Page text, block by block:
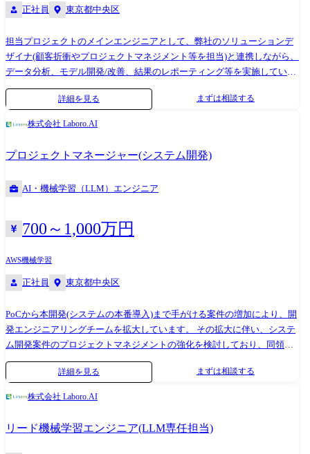
を広げられます。 【業務内容】 ●以下の業務における企画、要件定義、
関する業務 - オンプレミス(KVM・Kubernetes)のCPU・GPUサーバーに
関する業務 - オンプレミス及びクラウドリソースのセキュリティに関
する業務 - 社内ネットワーク・VPNに関する業務 ・オンプレミス及び
クラウド環境の払い出しプロセス自動化・IaC化 ・社内サーバーの増設
やセキュリティの改善に関連する施策、体制作りの企画、運営 ・ユーザ
ー及びリソース管理の仕組みの企画、運営 ・作業手順や各種ノウハウの
正社員 東京都中央区
担当プロジェクトのメインエンジニアとして、弊社のソリューションデ
ザイナ(顧客折衝やプロジェクトマネジメント等を担当)と連携しながら、
データ分析、モデル開発/改善、結果のレポーティング等を実施していた
だきます。(プロジェクトごとに、リード機械学習エンジニアが1名サポ
ートにつきます) <具体的な業務内容> ・ディープラーニング等の機械学
習技術を用いたソリューションの開発 ・顧客プロジェクト向けの機械学
の開発 ・社内プロジェクトメンバーや顧客への技術的な説明 ●業務の変
更範囲:なし ーーーーーーーー 弊社はオーダーメイドによるAIモデル
「カスタムAI」の開発・提供を行う、AI/機械学習のスペシャリスト集団
で、最先端のAI技術とクライアントのビジネスを「つなぐ存在」をミッ
価され、既に大手企業を中心に多くの導入事例とリピート契約がありま
す。 ●カスタムAIソリューション事業とは? 弊社は以下を特徴とするカス
タムAIソリューション事業を展開しています。 ・オーダーメイドによる
にジャストフィットする形でAIを受託開発 ・企業のコア業務をAIで変革
課題の解決に貢献 また他社との差別化のため、弊社は「バリューアップ
型AIテーマ」に注力しています。 ●プロジェクトの開発フロー 弊社では
約3ヶ月間という短いサイクルで機械学習モデルやAIに関係するシステム
をお客様に提供しています。 顧客折衝は基本的に弊社のソリューション
デザイナが行いますが、希望に応じてエンジニアもフロントに立って直
接提案したり顧客ニーズを聞いたりすることができます。 ●チーム構
ューションデザイナ/エンジニアが1名ずつアサインされます。 またソリ
ューションデザイナ/エンジニアそれぞれを補佐する役割としてSV(スー
パーバイザー)がつきます。 一方で大型案件等になりますとPJTの人数は
詳細を見る まずは相談する
株式会社 Laboro.AI
プロジェクトマネージャー(システム開発)
AI・機械学習（LLM）エンジニア
700～1,000万円
AWS機械学習
正社員 東京都中央区
PoCから本開発(システムの本番導入)まで手がける案件の増加により、開
発エンジニアリングチームを拡大しています。 その拡大に伴い、システ
ム開発案件のプロジェクトマネジメントの強化を検討しており、同領域
におけるプロジェクトマネジメント機能を専任の担当者にお任せしたい
と考えています。 弊社のソリューションデザイナ(※1)や機械学習エンジ
た、通常業務に加えPM業務の型化やノウハウ蓄積などを含めた組織拡大
を牽引する存在としてご活躍いただくことを期待しています。 (※1)ソリ
ューションデザイナとはAIをビジネスで実用化するために「ビジネス」
詳細を見る まずは相談する
株式会社 Laboro.AI
リード機械学習エンジニア(LLM専任担当)